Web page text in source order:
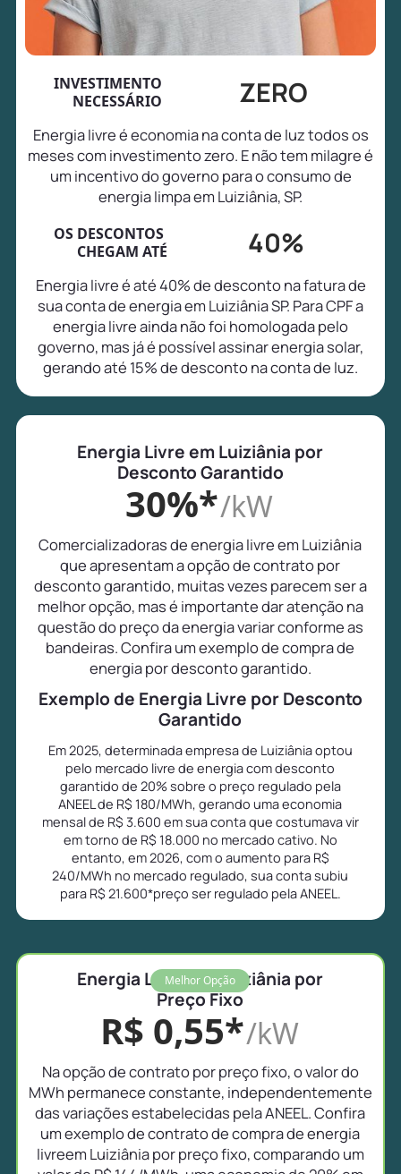
INVESTIMENTO
NECESSÁRIO
ZERO
Energia livre é economia na conta de luz todos os
meses com investimento zero. E não tem milagre é
um incentivo do governo para o consumo de
energia limpa em Luiziânia, SP.
OS DESCONTOS
CHEGAM ATÉ
40%
Energia livre é até 40% de desconto na fatura de
sua conta de energia em Luiziânia SP. Para CPF a
energia livre ainda não foi homologada pelo
governo, mas já é possível assinar energia solar,
gerando até 15% de desconto na conta de luz.
Energia Livre em Luiziânia por
Desconto Garantido
30%*/kW
Comercializadoras de energia livre em Luiziânia
que apresentam a opção de contrato por
desconto garantido, muitas vezes parecem ser a
melhor opção, mas é importante dar atenção na
questão do preço da energia variar conforme as
bandeiras. Confira um exemplo de compra de
energia por desconto garantido.
Exemplo de Energia Livre por Desconto
Garantido
Em 2025, determinada empresa de Luiziânia optou
pelo mercado livre de energia com desconto
garantido de 20% sobre o preço regulado pela
ANEEL de R$ 180/MWh, gerando uma economia
mensal de R$ 3.600 em sua conta que costumava vir
em torno de R$ 18.000 no mercado cativo. No
entanto, em 2026, com o aumento para R$
240/MWh no mercado regulado, sua conta subiu
para R$ 21.600*preço ser regulado pela ANEEL.
Melhor Opção
Energia Livre em Luiziânia por
Preço Fixo
R$ 0,55*/kW
Na opção de contrato por preço fixo, o valor do
MWh permanece constante, independentemente
das variações estabelecidas pela ANEEL. Confira
um exemplo de contrato de compra de energia
livreem Luiziânia por preço fixo, comparando um